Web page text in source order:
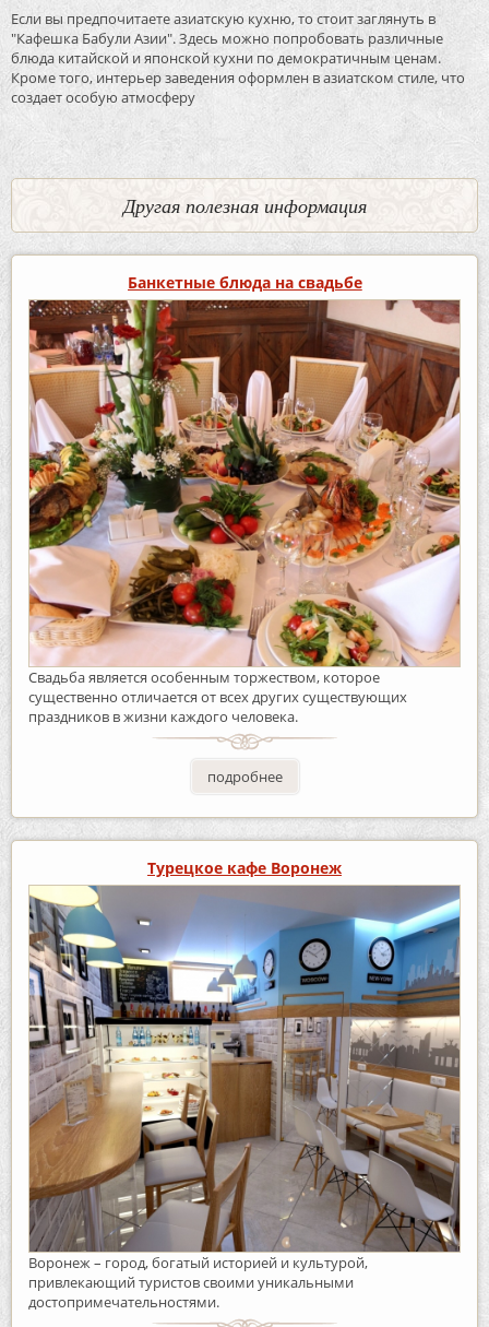
Если вы предпочитаете азиатскую кухню, то стоит заглянуть в
"Кафешка Бабули Азии". Здесь можно попробовать различные
блюда китайской и японской кухни по демократичным ценам.
Кроме того, интерьер заведения оформлен в азиатском стиле, что
создает особую атмосферу
Другая полезная информация
Банкетные блюда на свадьбе
Свадьба является особенным торжеством, которое
существенно отличается от всех других существующих
праздников в жизни каждого человека.
подробнее
Турецкое кафе Воронеж
Воронеж – город, богатый историей и культурой,
привлекающий туристов своими уникальными
достопримечательностями.